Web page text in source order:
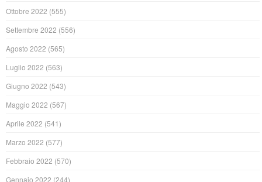
Ottobre 2022 (555)
Settembre 2022 (556)
Agosto 2022 (565)
Luglio 2022 (563)
Giugno 2022 (543)
Maggio 2022 (567)
Aprile 2022 (541)
Marzo 2022 (577)
Febbraio 2022 (570)
Gennaio 2022 (244)